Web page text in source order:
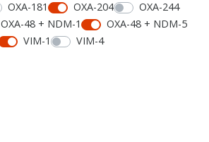
OXA-181 OXA-204
OXA-244
OXA-48 + NDM-1
OXA-48 + NDM-5
VIM-1
VIM-4